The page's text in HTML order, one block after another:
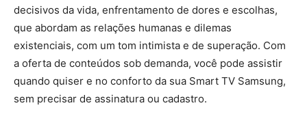
decisivos da vida, enfrentamento de dores e escolhas,
que abordam as relações humanas e dilemas
existenciais, com um tom intimista e de superação. Com
a oferta de conteúdos sob demanda, você pode assistir
quando quiser e no conforto da sua Smart TV Samsung,
sem precisar de assinatura ou cadastro.